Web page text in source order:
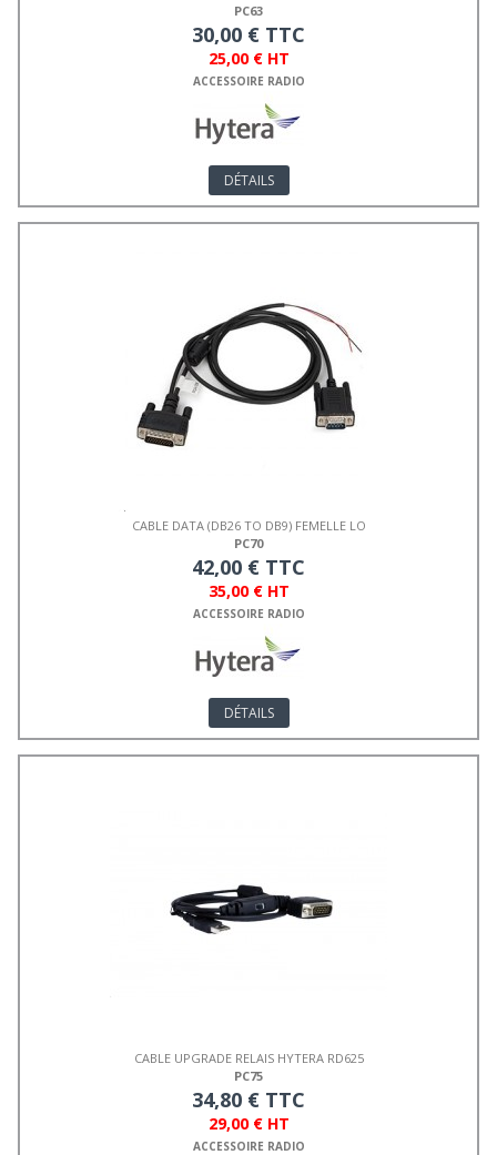
PC63
30,00 € TTC
25,00 € HT
ACCESSOIRE RADIO
DÉTAILS
CABLE DATA (DB26 TO DB9) FEMELLE LO
PC70
42,00 € TTC
35,00 € HT
ACCESSOIRE RADIO
DÉTAILS
CABLE UPGRADE RELAIS HYTERA RD625
PC75
34,80 € TTC
29,00 € HT
ACCESSOIRE RADIO